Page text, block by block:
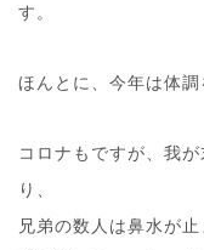
す。
ほんとに、今年は体調
コロナもですが、我
り、
兄弟の数人は鼻水が